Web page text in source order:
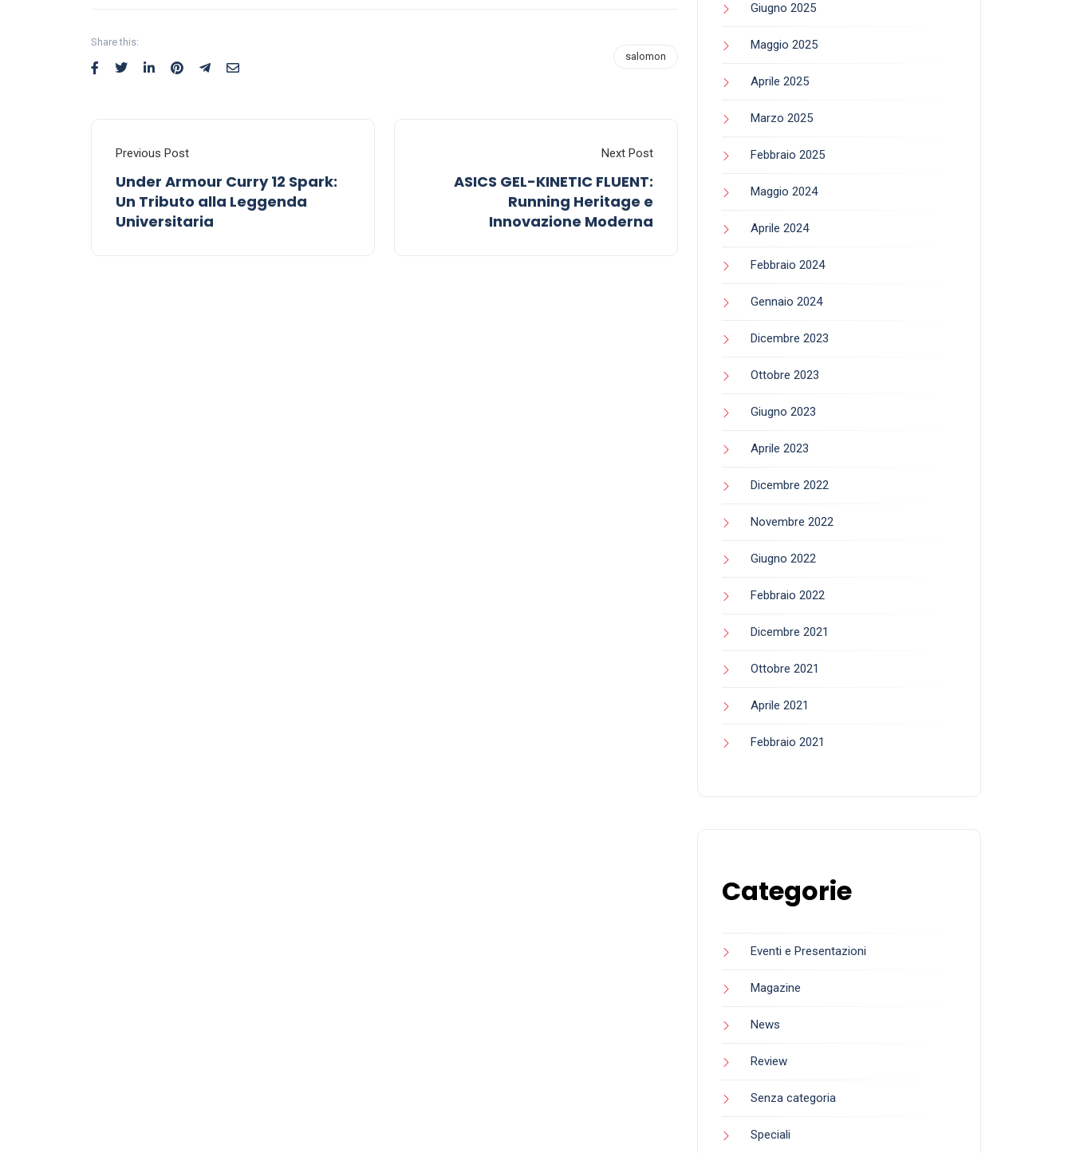
Share this:
salomon
Previous Post
Under Armour Curry 12 Spark:
Un Tributo alla Leggenda
Universitaria
Next Post
ASICS GEL-KINETIC FLUENT:
Running Heritage e
Innovazione Moderna
Giugno 2025
Maggio 2025
Aprile 2025
Marzo 2025
Febbraio 2025
Maggio 2024
Aprile 2024
Febbraio 2024
Gennaio 2024
Dicembre 2023
Ottobre 2023
Giugno 2023
Aprile 2023
Dicembre 2022
Novembre 2022
Giugno 2022
Febbraio 2022
Dicembre 2021
Ottobre 2021
Aprile 2021
Febbraio 2021
Categorie
Eventi e Presentazioni
Magazine
News
Review
Senza categoria
Speciali